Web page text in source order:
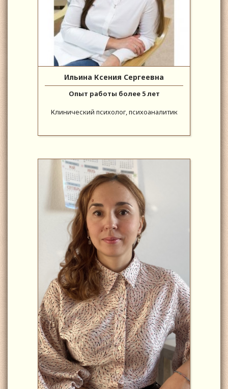
Ильина Ксения Сергеевна
Опыт работы более 5 лет
Клинический психолог, психоаналитик